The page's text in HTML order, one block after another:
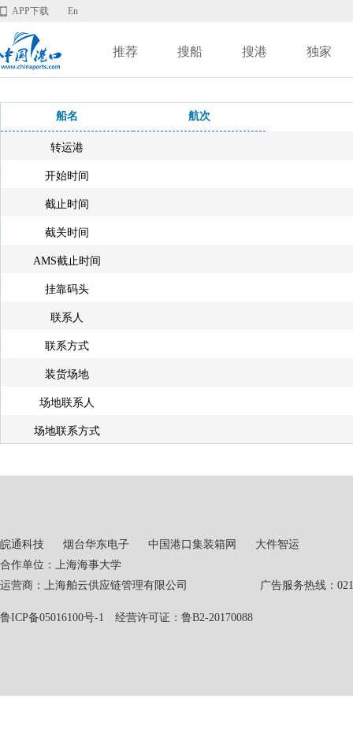
APP下载 En
推荐 搜船 搜港 独家
船名 航次
转运港
开始时间
截止时间
截关时间
AMS截止时间
挂靠码头
联系人
联系方式
装货场地
场地联系人
场地联系方式
皖通科技 烟台华东电子 中国港口集装箱网
大件智运
合作单位：上海海事大学
运营商：上海舶云供应链管理有限公司 广告服务热线：021-
鲁ICP备05016100号-1 经营许可证：鲁B2-20170088